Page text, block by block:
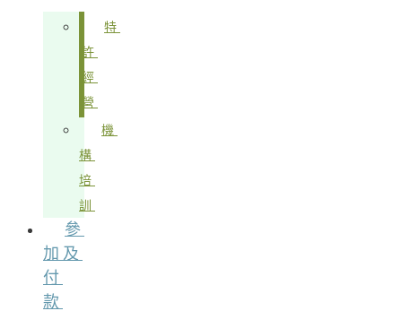
特
許
經
營
機
構
培
訓
參
加及
付
款